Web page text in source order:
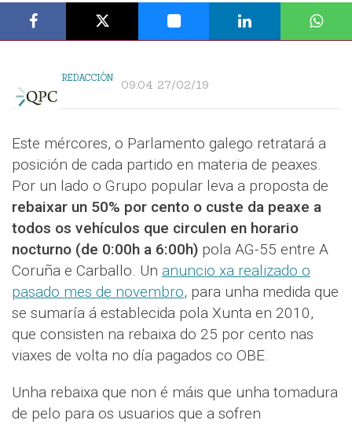
REDACCIÓN 09:04 27/02/19
Este mércores, o Parlamento galego retratará a
posición de cada partido en materia de peaxes.
Por un lado o Grupo popular leva a proposta de
rebaixar un 50% por cento o custe da peaxe a
todos os vehículos que circulen en horario
nocturno (de 0:00h a 6:00h) pola AG-55 entre A
Coruña e Carballo. Un anuncio xa realizado o
pasado mes de novembro, para unha medida que
se sumaría á establecida pola Xunta en 2010,
que consisten na rebaixa do 25 por cento nas
viaxes de volta no día pagados co OBE.
Unha rebaixa que non é máis que unha tomadura
de pelo para os usuarios que a sofren